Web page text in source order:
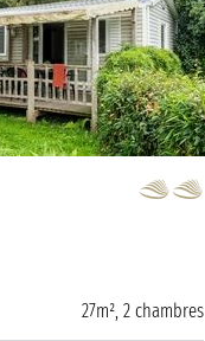
27m², 2 chambres